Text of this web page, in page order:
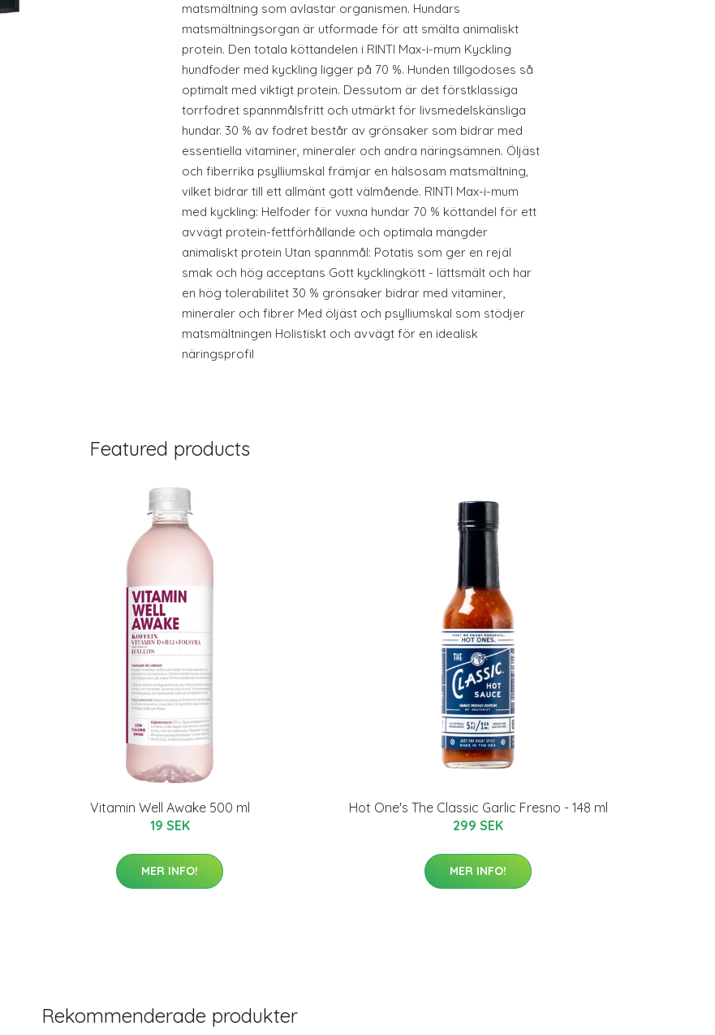
matsmältning som avlastar organismen. Hundars
matsmältningsorgan är utformade för att smälta animaliskt
protein. Den totala köttandelen i RINTI Max-i-mum Kyckling
hundfoder med kyckling ligger på 70 %. Hunden tillgodoses så
optimalt med viktigt protein. Dessutom är det förstklassiga
torrfodret spannmålsfritt och utmärkt för livsmedelskänsliga
hundar. 30 % av fodret består av grönsaker som bidrar med
essentiella vitaminer, mineraler och andra näringsämnen. Öljäst
och fiberrika psylliumskal främjar en hälsosam matsmältning,
vilket bidrar till ett allmänt gott välmående. RINTI Max-i-mum
med kyckling: Helfoder för vuxna hundar 70 % köttandel för ett
avvägt protein-fettförhållande och optimala mängder
animaliskt protein Utan spannmål: Potatis som ger en rejäl
smak och hög acceptans Gott kycklingkött - lättsmält och har
en hög tolerabilitet 30 % grönsaker bidrar med vitaminer,
mineraler och fibrer Med öljäst och psylliumskal som stödjer
matsmältningen Holistiskt och avvägt för en idealisk
näringsprofil
Featured products
Vitamin Well Awake 500 ml
19 SEK
MER INFO!
Hot One's The Classic Garlic Fresno - 148 ml
299 SEK
MER INFO!
Rekommenderade produkter